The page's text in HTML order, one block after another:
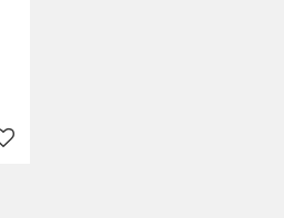
Lägg till i favoriter